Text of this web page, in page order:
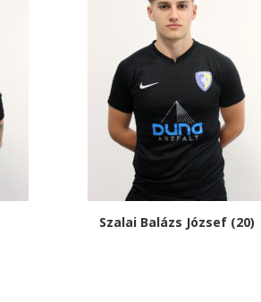
Szalai Balázs József (20)